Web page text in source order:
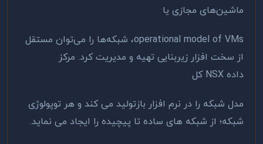
ماشین‌های مجازی یا
operational model of VMs، شبکه‌ها را می‌توان مستقل
از سخت افزار زیربنایی تهیه و مدیریت کرد. مرکز
داده NSX کل
مدل شبکه را در نرم افزار بازتولید می کند و هر توپولوژی
شبکه؛ از شبکه های ساده تا پیچیده را ایجاد می نماید.